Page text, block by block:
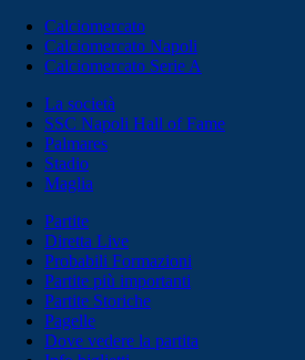
Calciomercato
Calciomercato Napoli
Calciomercato Serie A
La società
SSC Napoli Hall of Fame
Palmares
Stadio
Maglia
Partite
Diretta Live
Probabili Formazioni
Partite più importanti
Partite Storiche
Pagelle
Dove vedere la partita